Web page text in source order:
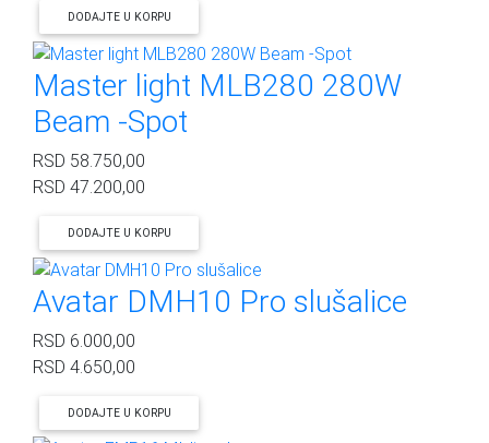
DODAJTE U KORPU
Master light MLB280 280W
Beam -Spot
RSD 58.750,00
RSD 47.200,00
DODAJTE U KORPU
Avatar DMH10 Pro slušalice
RSD 6.000,00
RSD 4.650,00
DODAJTE U KORPU